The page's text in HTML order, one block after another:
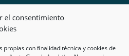
el consentimiento
propias con finalidad técnica y cookies de